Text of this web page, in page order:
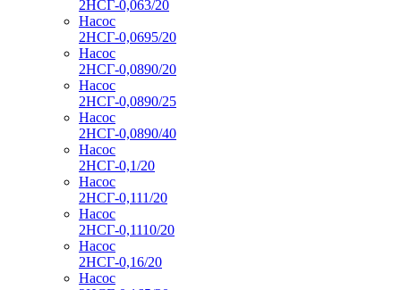
2НСГ-0,063/20
Насос
2НСГ-0,0695/20
Насос
2НСГ-0,0890/20
Насос
2НСГ-0,0890/25
Насос
2НСГ-0,0890/40
Насос
2НСГ-0,1/20
Насос
2НСГ-0,111/20
Насос
2НСГ-0,1110/20
Насос
2НСГ-0,16/20
Насос